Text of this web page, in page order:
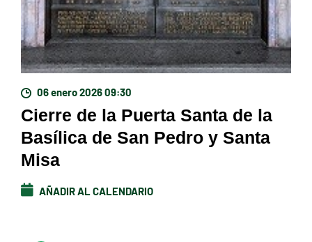
06 enero 2026 09:30
Cierre de la Puerta Santa de la
Basílica de San Pedro y Santa
Misa
AÑADIR AL CALENDARIO